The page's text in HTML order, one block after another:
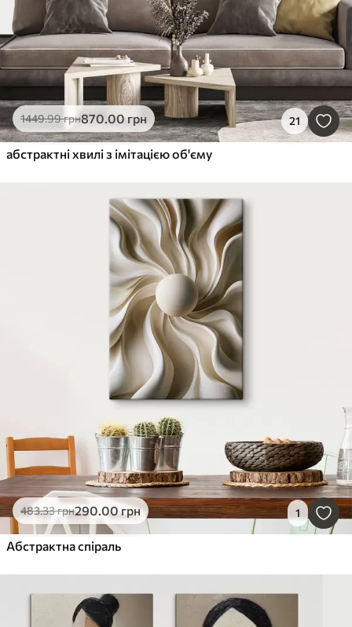
1449.99грн870.00 грн 21
абстрактні хвилі з імітацією об'єму
483.33грн290.00 грн 1
Абстрактна спіраль